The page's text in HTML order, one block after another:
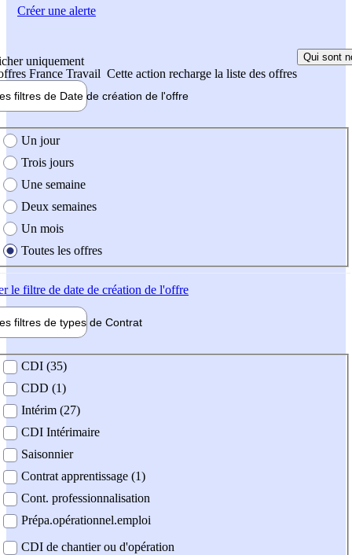
uniquement
France Travail Cette action recharge la liste des offres
Qui sont
filtres de Date de création de l'offre
création de l'offre
Un jour
Trois jours
Une semaine
Deux semaines
Un mois
Toutes les offres
le filtre de date de création de l'offre
filtres de types de Contrat
contrat
CDI (35)
CDD (1)
Intérim (27)
CDI Intérimaire
Saisonnier
Contrat apprentissage (1)
Cont. professionnalisation
Prépa.opérationnel.emploi
CDI de chantier ou d'opération
Créer une alerte